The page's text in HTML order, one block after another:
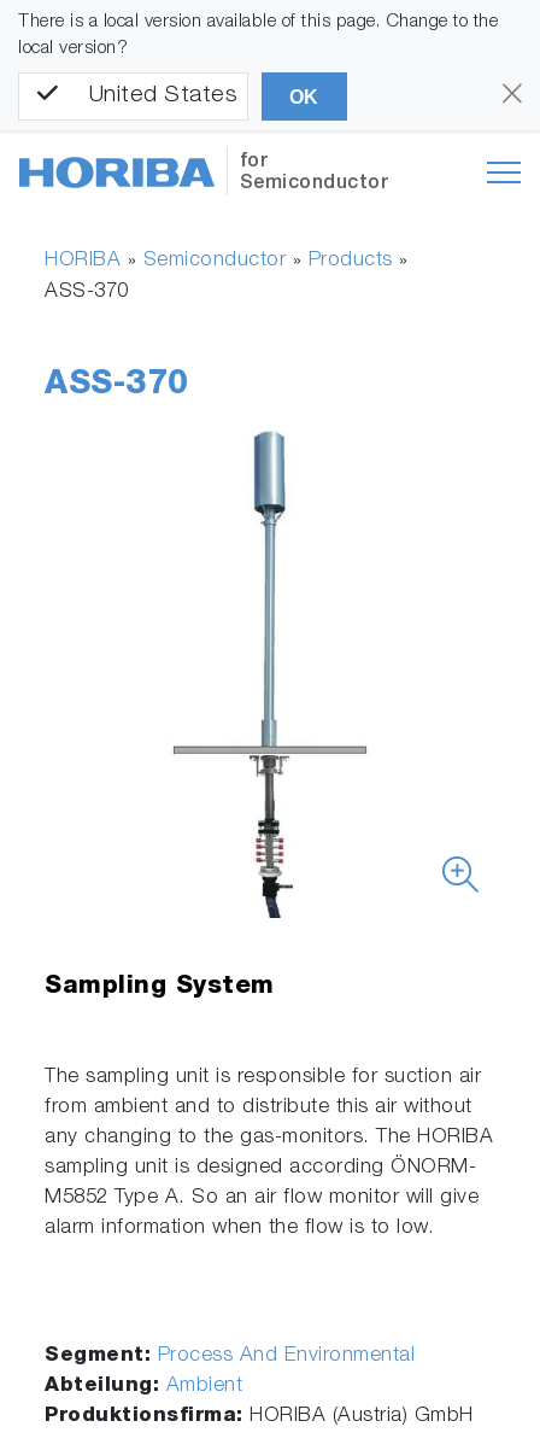
There is a local version available of this page. Change to the
local version?
United States OK
for
Semiconductor
HORIBA » Semiconductor» Products »
ASS-370
ASS-370
Sampling System
The sampling unit is responsible for suction air
from ambient and to distribute this air without
any changing to the gas-monitors. The HORIBA
sampling unit is designed according ÖNORM-
M5852 Type A. So an air flow monitor will give
alarm information when the flow is to low.
Segment: Process And Environmental
Abteilung: Ambient
Produktionsfirma:HORIBA (Austria) GmbH